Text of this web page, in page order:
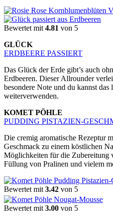
Bewertet mit 4.81 von 5
GLÜCK
ERDBEERE PASSIERT
Das Glück der Erde gibt’s auch
Erdbeeren. Dieser Allrounder
besondere Note und du kannst
weiterverwenden.
KOMET PÖHLE
PUDDING PISTAZIEN-
Die cremig aromatische Rezeptur
Geschmack zu einem köstlichen
Möglichkeiten für die Zubereitung
Füllung von Pralinen und vielem
Bewertet mit 3.42 von 5
Bewertet mit3.00 von 5